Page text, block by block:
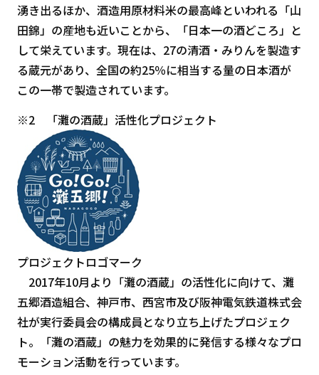
湧き出るほか、酒造用原材料米の最高峰といわれる「山
田錦」の産地も近いことから、「日本一の酒どころ」と
して栄えています。現在は、27の清酒・みりんを製造す
る蔵元があり、全国の約25％に相当する量の日本酒が
この一帯で製造されています。
※2 「灘の酒蔵」活性化プロジェクト
プロジェクトロゴマーク
2017年10月より「灘の酒蔵」の活性化に向けて、灘
五郷酒造組合、神戸市、西宮市及び阪神電気鉄道株式会
社が実行委員会の構成員となり立ち上げたプロジェク
ト。「灘の酒蔵」の魅力を効果的に発信する様々なプロ
モーション活動を行っています。